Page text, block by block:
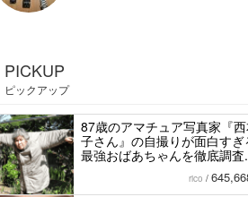
PICKUP
ピックアップ
87歳のアマチュア写真家『
子さん』の自撮りが面白すぎ
最強おばあちゃんを徹底調査
rico /